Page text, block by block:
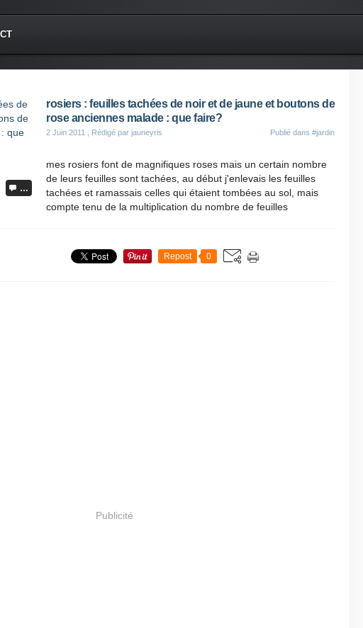
…
rosiers : feuilles tachées de noir et de jaune et boutons de
rose anciennes malade : que faire?
2 Juin 2011 , Rédigé par jauneyris Publié dans #jardin
mes rosiers font de magnifiques roses mais un certain nombre
de leurs feuilles sont tachées, au début j'enlevais les feuilles
tachées et ramassais celles qui étaient tombées au sol, mais
compte tenu de la multiplication du nombre de feuilles
Repost 0
Publicité